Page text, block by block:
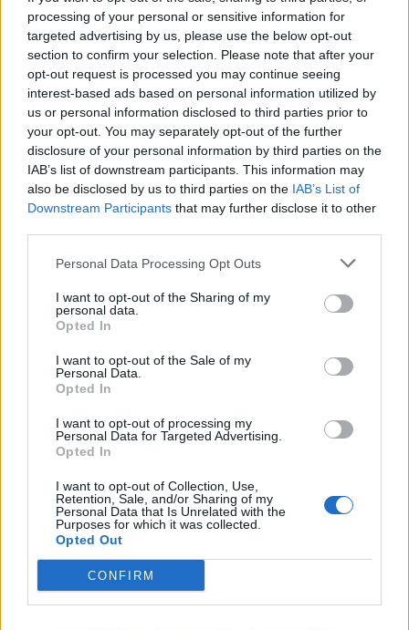
processing of your personal or sensitive information for
targeted advertising by us, please use the below opt-out
section to confirm your selection. Please note that after your
opt-out request is processed you may continue seeing
interest-based ads based on personal information utilized by
us or personal information disclosed to third parties prior to
your opt-out. You may separately opt-out of the further
disclosure of your personal information by third parties on the
IAB’s list of downstream participants. This information may
also be disclosed by us to third parties on the IAB’s List of
Downstream Participants that may further disclose it to other
Personal Data Processing Opt Outs
I want to opt-out of the Sharing of my
personal data.
Opted In
I want to opt-out of the Sale of my
Personal Data.
Opted In
I want to opt-out of processing my
Personal Data for Targeted Advertising.
Opted In
I want to opt-out of Collection, Use,
Retention, Sale, and/or Sharing of my
Personal Data that Is Unrelated with the
Purposes for which it was collected.
Opted Out
CONFIRM
Deseu el meu nom, el correu electrònic i el lloc web en
aquest navegador per a la propera vegada que comenti.
ÚLTIMES NOTÍCIES
Amposta recupera les Cases del Castell
vincula patrimoni, turisme i
Els vestits de paper guanyen força
31 de juliol de 2026
“L’eclipsi serà una oportunitat també
per a gaudir de les Festes Majors
d’Amposta”
Blaumut lidera el cartell musical de les
Festes